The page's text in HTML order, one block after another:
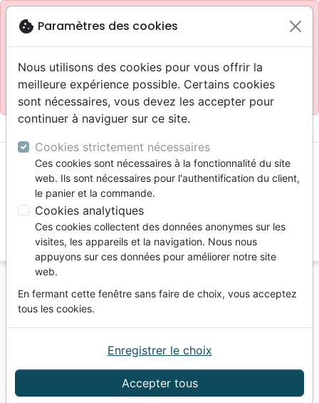
blockSite réservé aux professionnels
Accès pour les professionnels : Se connecter
Site pour le grand public : La Maison de la Bible
menu
Vous ne pouvez pas créer de nouvelle commande
depuis votre pays (United States).
Événements actuels
Vérité dans ce monde ébranlé (La) - Préparer la
route vers le Messie qui vient
cookie Paramètres des cookies
Nous utilisons des cookies pour vous offrir la
meilleure expérience possible. Certains cookies
sont nécessaires, vous devez les accepter pour
continuer à naviguer sur ce site.
Cookies strictement nécessaires
Ces cookies sont nécessaires à la fonctionnalité du site
web. Ils sont nécessaires pour l'authentification du client,
le panier et la commande.
Cookies analytiques
Ces cookies collectent des données anonymes sur les
visites, les appareils et la navigation. Nous nous
appuyons sur ces données pour améliorer notre site
web.
En fermant cette fenêtre sans faire de choix, vous acceptez
tous les cookies.
Accepter tous
Enregistrer le choix